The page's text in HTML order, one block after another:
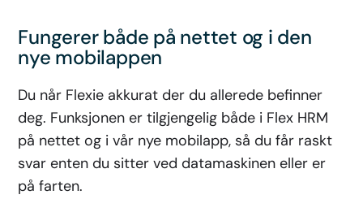
Fungerer både på nettet og i den
nye mobilappen
Du når Flexie akkurat der du allerede befinner
deg. Funksjonen er tilgjengelig både i Flex HRM
på nettet og i vår nye mobilapp, så du får raskt
svar enten du sitter ved datamaskinen eller er
på farten.